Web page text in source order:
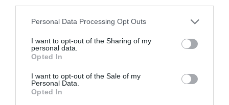
Personal Data Processing Opt Outs
I want to opt-out of the Sharing of my
personal data.
Opted In
I want to opt-out of the Sale of my
Personal Data.
Opted In
Cooncert, Acqustic, Aulart, Switchaction,
Antfluence; las españolas Renacen y Dixper Team
y las internacionales Sansar, Gigwell, LiveLoop,
Grey Matter, Virtual Sound, Whale and Jaguar,
Lucid y Fanear.